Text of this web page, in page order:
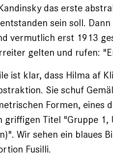
das erste
sein soll.
vermutlich erst 1913
gelten und rufen:
ist klar, dass Hilma af
Sie schuf
Formen, eines
griffigen Titel "Gruppe 1,
Wir sehen ein blaues
Fusilli.